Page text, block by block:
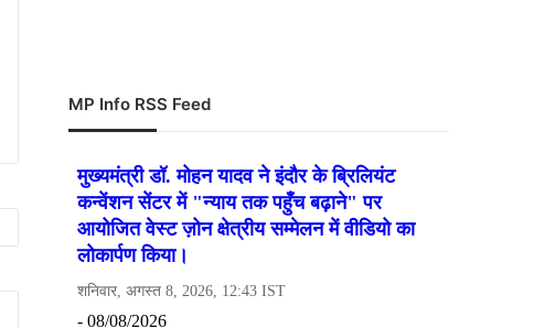
MP Info RSS Feed